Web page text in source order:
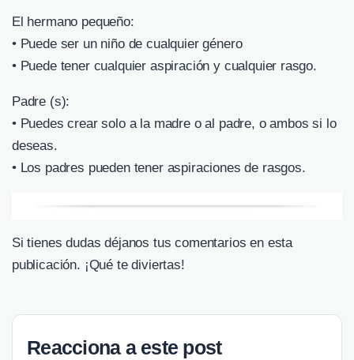
El hermano pequeño:
• Puede ser un niño de cualquier género
• Puede tener cualquier aspiración y cualquier rasgo.
Padre (s):
• Puedes crear solo a la madre o al padre, o ambos si lo
deseas.
• Los padres pueden tener aspiraciones de rasgos.
Si tienes dudas déjanos tus comentarios en esta
publicación. ¡Qué te diviertas!
Reacciona a este post